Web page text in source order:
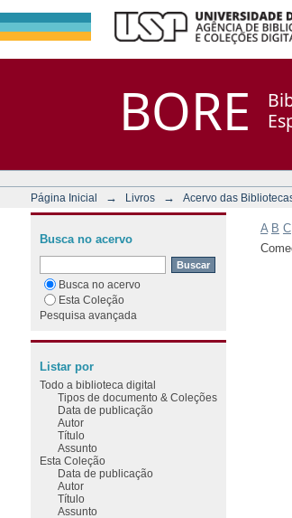
BORE
Página Inicial → Livros → Acervo das
A B C
Busca no acervo
Busca no acervo
Esta Coleção
Pesquisa avançada
Listar por
Todo a biblioteca digital
Tipos de documento & Coleções
Data de publicação
Autor
Título
Assunto
Esta Coleção
Data de publicação
Autor
Título
Assunto